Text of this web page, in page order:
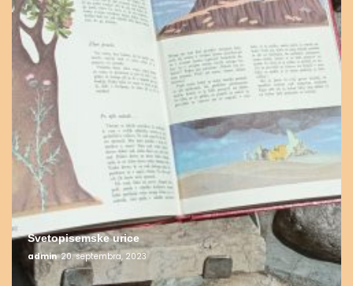
Svetopisemske urice
admin 20. septembra, 2023